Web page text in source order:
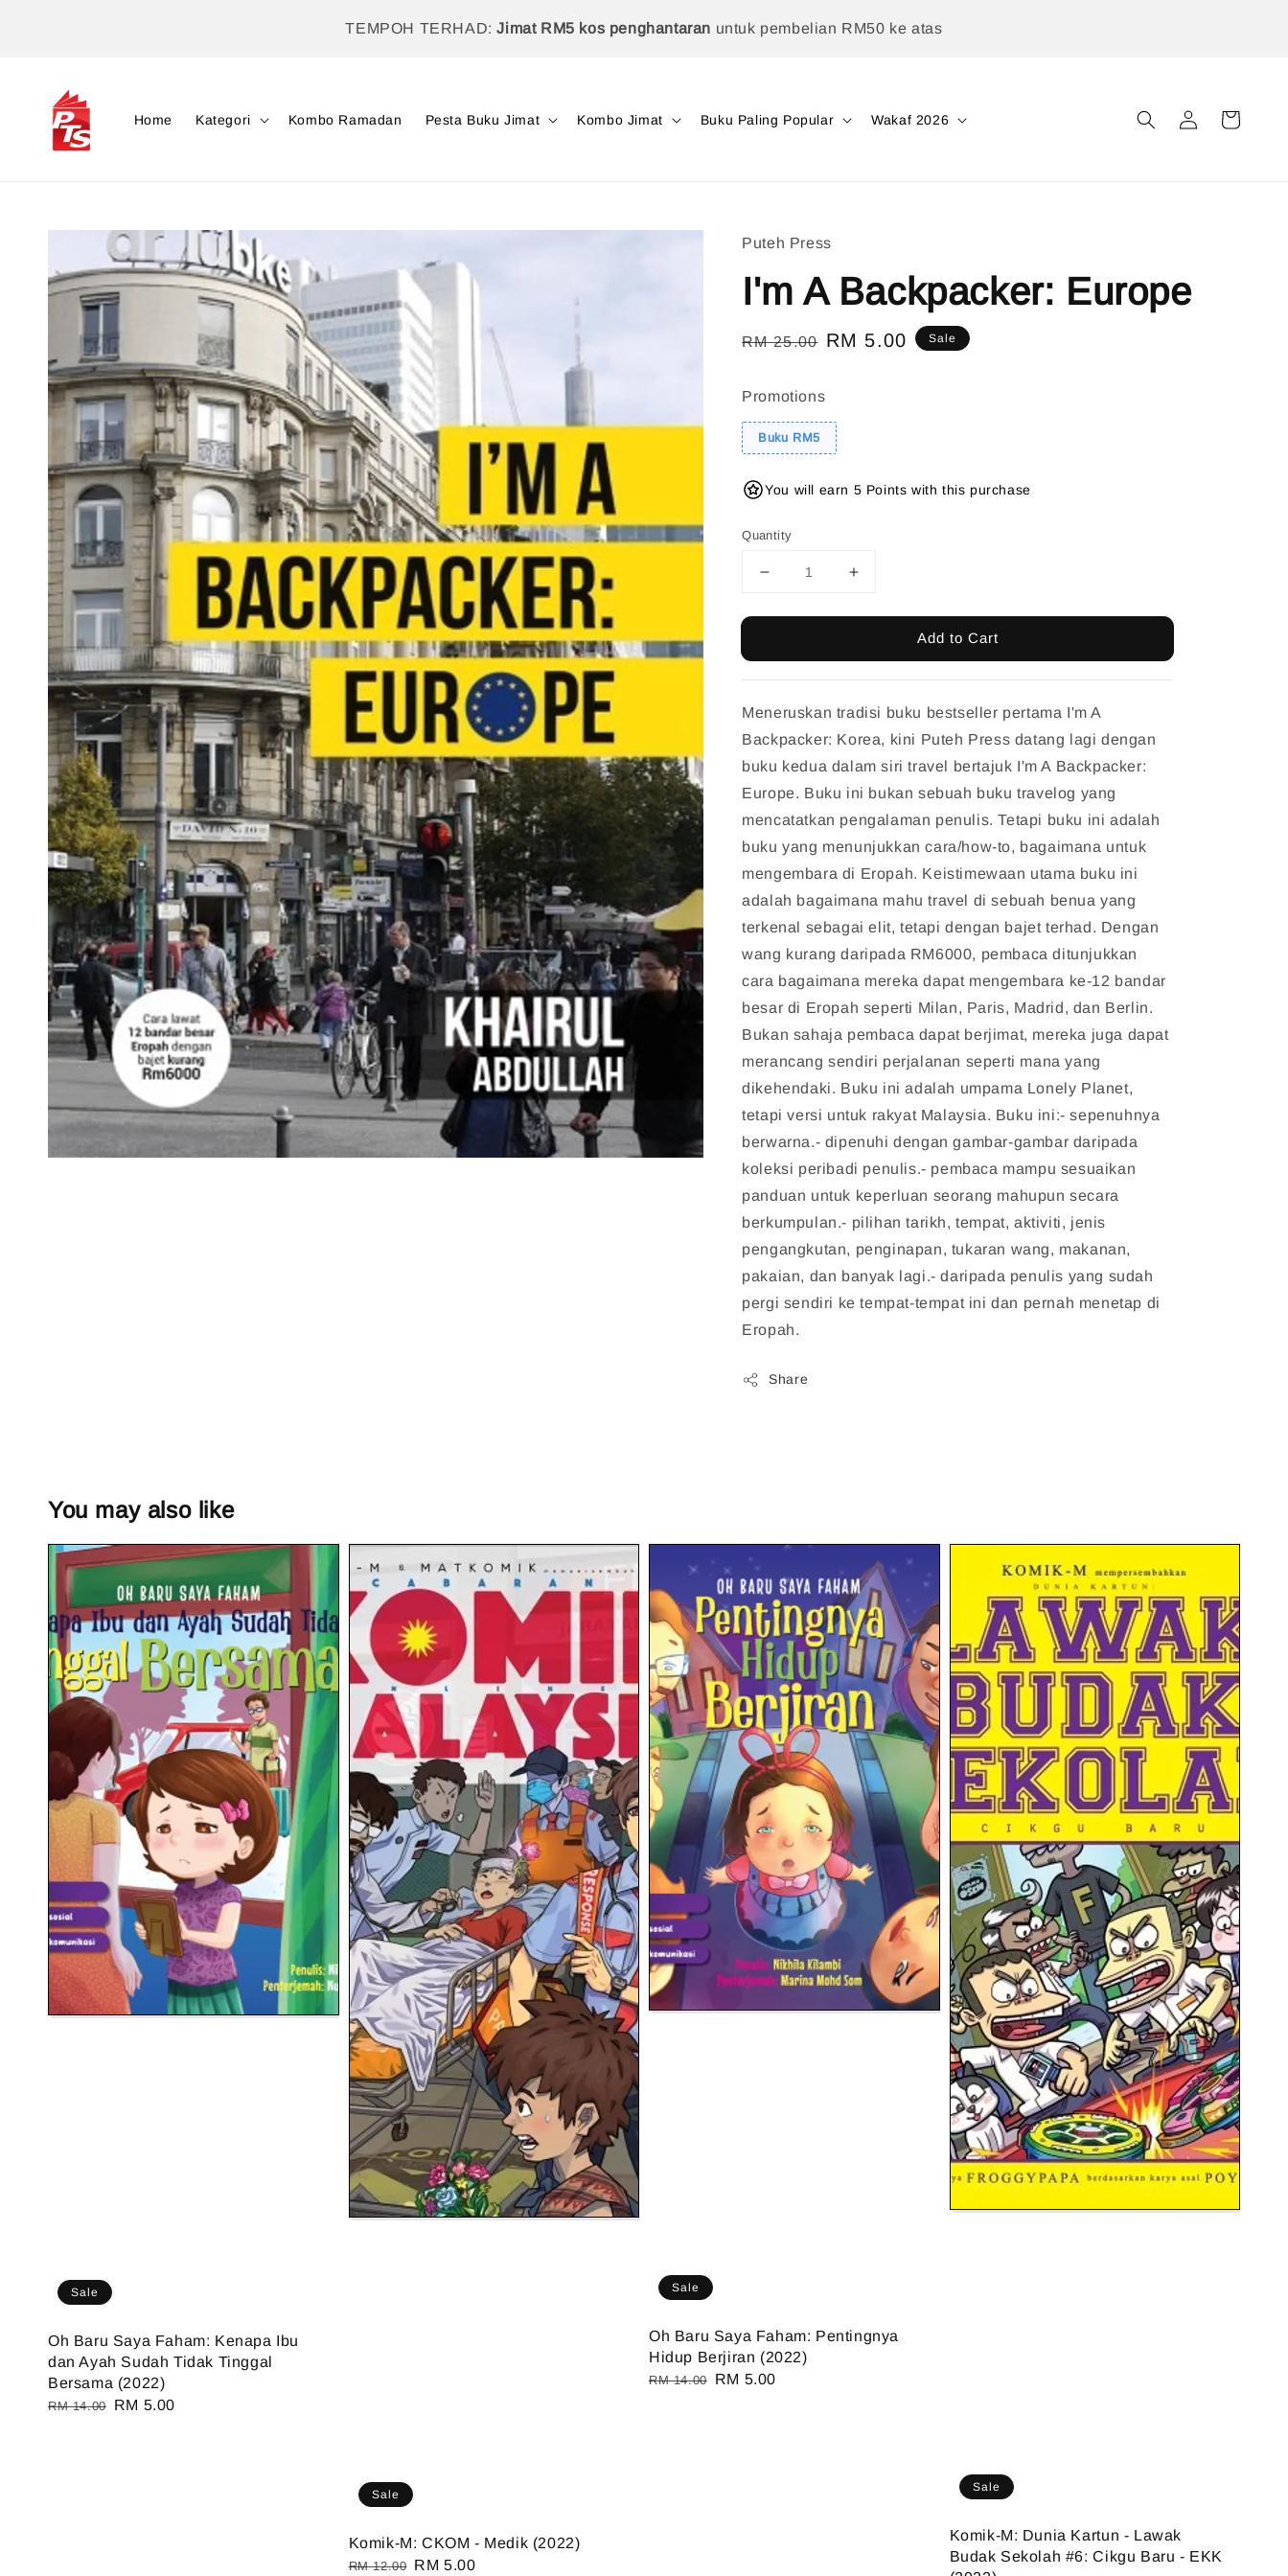
TEMPOH TERHAD:Jimat RM5 kos penghantaran untuk pembelian RM50 ke atas
Home Kategori Kombo Ramadan Pesta Buku Jimat Kombo Jimat Buku Paling Popular Wakaf 2026
Puteh Press
I'm A Backpacker: Europe
Regular
RM 25.00 Sale
RM 5.00 Sale
Promotions
Buku RM5
You will earn 5 Points with this purchase
Quantity
Add to Cart
Meneruskan tradisi buku bestseller pertama I'm A
Backpacker: Korea, kini Puteh Press datang lagi dengan
buku kedua dalam siri travel bertajuk I'm A Backpacker:
Europe. Buku ini bukan sebuah buku travelog yang
mencatatkan pengalaman penulis. Tetapi buku ini adalah
buku yang menunjukkan cara/how-to, bagaimana untuk
mengembara di Eropah. Keistimewaan utama buku ini
adalah bagaimana mahu travel di sebuah benua yang
terkenal sebagai elit, tetapi dengan bajet terhad. Dengan
wang kurang daripada RM6000, pembaca ditunjukkan
cara bagaimana mereka dapat mengembara ke-12 bandar
besar di Eropah seperti Milan, Paris, Madrid, dan Berlin.
Bukan sahaja pembaca dapat berjimat, mereka juga dapat
merancang sendiri perjalanan seperti mana yang
dikehendaki. Buku ini adalah umpama Lonely Planet,
tetapi versi untuk rakyat Malaysia. Buku ini:- sepenuhnya
berwarna.- dipenuhi dengan gambar-gambar daripada
koleksi peribadi penulis.- pembaca mampu sesuaikan
panduan untuk keperluan seorang mahupun secara
berkumpulan.- pilihan tarikh, tempat, aktiviti, jenis
pengangkutan, penginapan, tukaran wang, makanan,
pakaian, dan banyak lagi.- daripada penulis yang sudah
pergi sendiri ke tempat-tempat ini dan pernah menetap di
Eropah.
Share
You may also like
Sale
Oh Baru Saya Faham: Kenapa Ibu
dan Ayah Sudah Tidak Tinggal
Bersama (2022)
Regular
RM 14.00
Sale
RM 5.00
Sale
Komik-M: CKOM - Medik (2022)
Regular
RM 12.00
Sale
RM 5.00
Sale
Oh Baru Saya Faham: Pentingnya
Hidup Berjiran (2022)
Regular
RM 14.00
Sale
RM 5.00
Sale
Komik-M: Dunia Kartun - Lawak
Budak Sekolah #6: Cikgu Baru - EKK